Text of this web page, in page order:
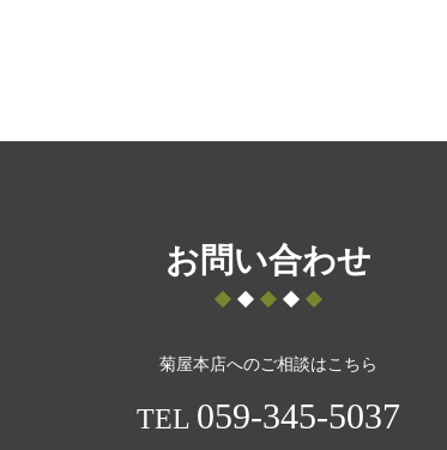
お問い合わせ
菊屋本店へのご相談はこちら
TEL 059-345-5037